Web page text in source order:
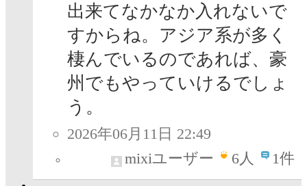
出来てなかなか入れないで
すからね。アジア系が多く
棲んでいるのであれば、豪
州でもやっていけるでしょ
う。
2026年06月11日 22:49
mixiユーザー
6人 1件